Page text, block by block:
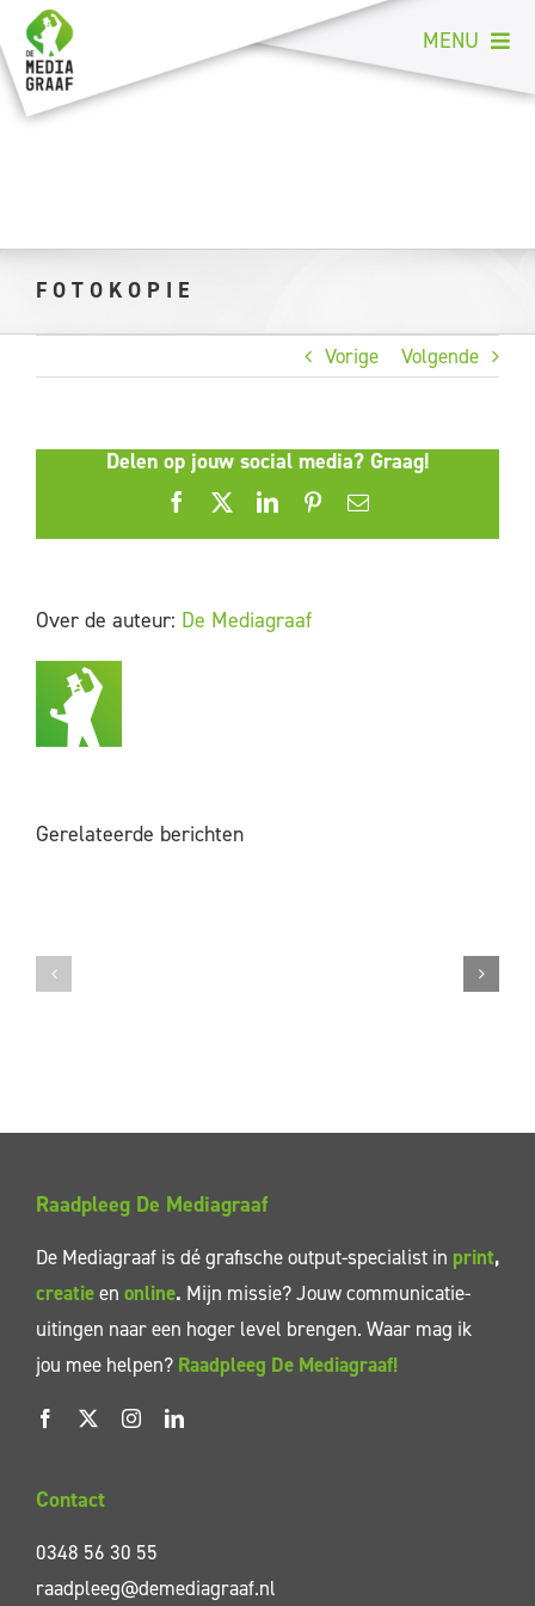
naar
inhoud
MENU
Welkom
Duurzaam
FOTOKOPIE
Vorige Volgende
Delen op jouw social media? Graag!
Facebook LinkedInPinterest
E-
Over de auteur: De Mediagraaf
Gerelateerde berichten
Raadpleeg De Mediagraaf
De Mediagraaf is dé grafische output-specialist in print,
creatieen online. Mijn missie? Jouw communicatie-
uitingen naar een hoger level brengen. Waar mag ik
jou mee helpen? Raadpleeg De Mediagraaf!
Contact
0348 56 30 55
raadpleeg@demediagraaf.nl